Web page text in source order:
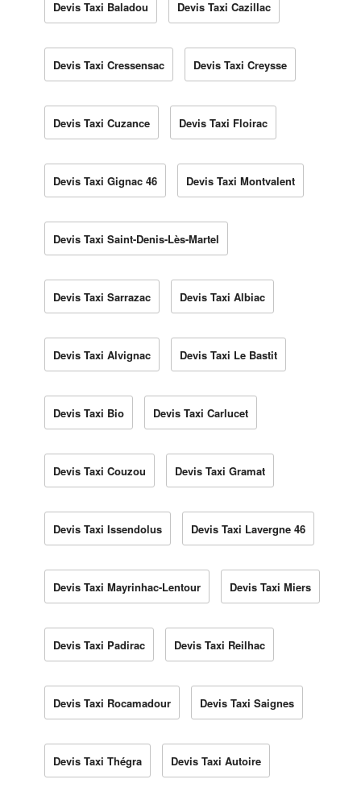
Devis Taxi Baladou Devis Taxi Cazillac
Devis Taxi Cressensac Devis Taxi Creysse
Devis Taxi Cuzance Devis Taxi Floirac
Devis Taxi Gignac 46 Devis Taxi Montvalent
Devis Taxi Saint-Denis-Lès-Martel
Devis Taxi Sarrazac Devis Taxi Albiac
Devis Taxi Alvignac Devis Taxi Le Bastit
Devis Taxi Bio Devis Taxi Carlucet
Devis Taxi Couzou Devis Taxi Gramat
Devis Taxi Issendolus Devis Taxi Lavergne 46
Devis Taxi Mayrinhac-Lentour Devis Taxi Miers
Devis Taxi Padirac Devis Taxi Reilhac
Devis Taxi Rocamadour Devis Taxi Saignes
Devis Taxi Thégra Devis Taxi Autoire